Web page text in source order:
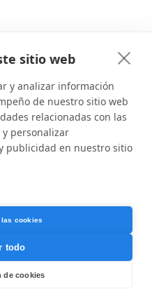
sitio web
y analizar información
de nuestro sitio web
relacionadas con las
y personalizar
publicidad en nuestro sitio
cookies
todo
de cookies